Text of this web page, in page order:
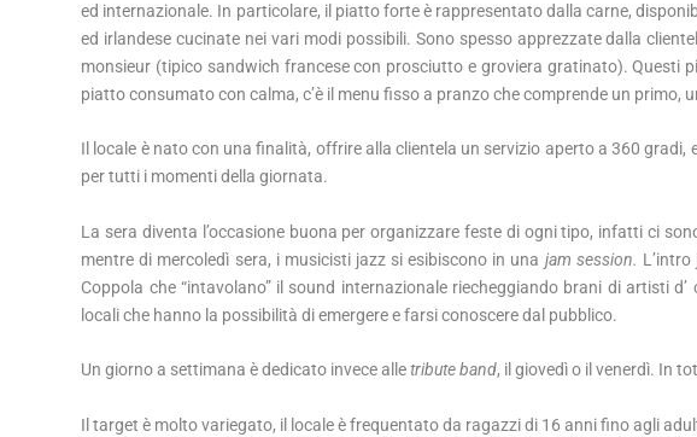
ed internazionale. In particolare, il piatto forte è rappresentato dalla carne,
ed irlandese cucinate nei vari modi possibili. Sono spesso apprezzate dalla
monsieur (tipico sandwich francese con prosciutto e groviera gratinato). Questi
piatto consumato con calma, c’è il menu fisso a pranzo che comprende un primo,
Il locale è nato con una finalità, offrire alla clientela un servizio aperto a 360
per tutti i momenti della giornata.
La sera diventa l’occasione buona per organizzare feste di ogni tipo, infatti ci
mentre di mercoledì sera, i musicisti jazz si esibiscono in una jam session.
Coppola che “intavolano” il sound internazionale riecheggiando brani di artisti
locali che hanno la possibilità di emergere e farsi conoscere dal pubblico.
Un giorno a settimana è dedicato invece alletribute band, il giovedì o il venerdì. In
Il target è molto variegato, il locale è frequentato da ragazzi di 16 anni fino agli